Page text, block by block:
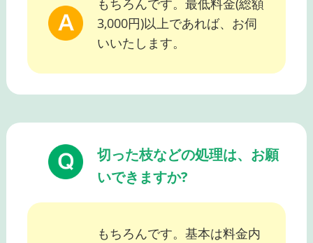
もちろんです。最低料金(総額
3,000円)以上であれば、お伺
いいたします。
切った枝などの処理は、お願
いできますか?
もちろんです。基本は料金内